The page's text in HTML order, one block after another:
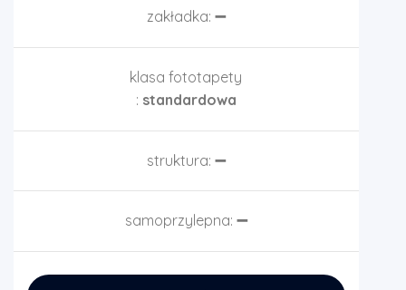
zakładka: ➖
klasa fototapety
: standardowa
struktura: ➖
samoprzylepna: ➖